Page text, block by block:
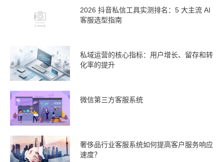
2026 抖音私信工具实测排名：5 大主流 AI
客服选型指南
私域运营的核心指标：用户增长、留存和转
化率的提升
微信第三方客服系统
奢侈品行业客服系统如何提高客户服务响应
速度？